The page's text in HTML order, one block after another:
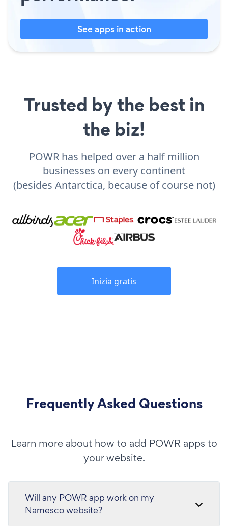
See apps in action
Trusted by the best in
the biz!
POWR has helped over a half million
businesses on every continent
(besides Antarctica, because of course not)
Inizia gratis
Frequently Asked Questions
Learn more about how to add POWR apps to
your website.
Will any POWR app work on my
Namesco website?